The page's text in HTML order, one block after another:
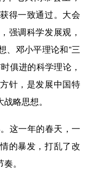
北 湖南
南 重庆
南 西藏
海 宁夏
得一致通过。大会
强调科学发展观，
、邓小平理论和“三
俱进的科学理论，
针，是发展中国特
略思想。
这一年的春天，一
的暴发，打乱了改
。